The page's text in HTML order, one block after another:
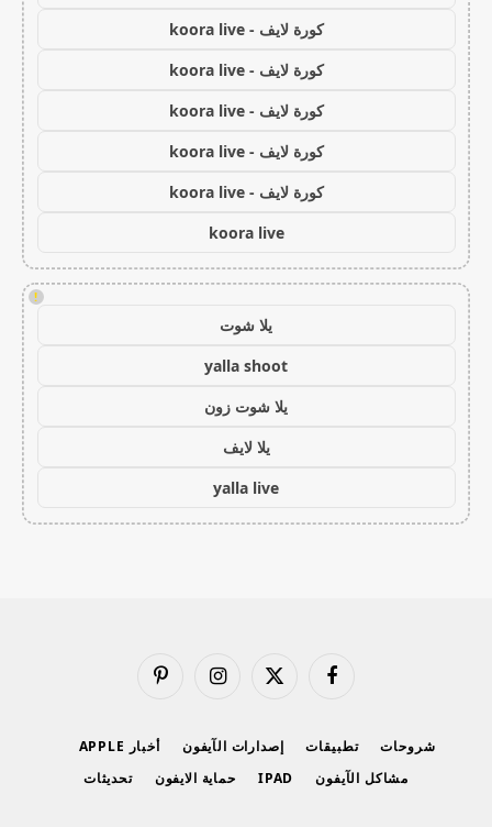
كورة لايف - koora live
كورة لايف - koora live
كورة لايف - koora live
كورة لايف - koora live
كورة لايف - koora live
koora live
!
يلا شوت
yalla shoot
يلا شوت زون
يلا لايف
yalla live
فيسبوك
X
الانستغرامبينتيريست
شروحات تطبيقات إصدارات الآيفون
أخبار APPLE
مشاكل الآيفون
IPAD حماية الايفون تحديثات